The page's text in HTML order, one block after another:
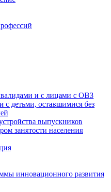
и с лицами с ОВЗ
с детьми, оставшимися без
выпускников
занятости населения
инновационного развития